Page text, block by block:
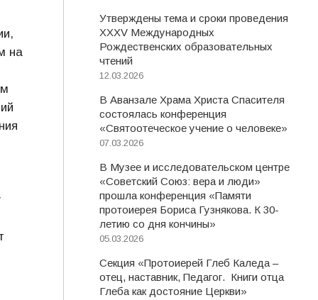
на
Утверждены тема и сроки проведения
XXXV Международных
Рождественских образовательных
чтений
12.03.2026
В Аванзале Храма Христа Спасителя
состоялась конференция
«Святоотеческое учение о человеке»
07.03.2026
В Музее и исследовательском центре
«Советский Союз: вера и люди»
прошла конференция «Памяти
протоиерея Бориса Гузнякова. К 30-
летию со дня кончины»
05.03.2026
Секция «Протоиерей Глеб Каледа –
отец, наставник, Педагог. Книги отца
Глеба как достояние Церкви»